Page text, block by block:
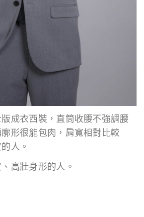
成衣西裝，直筒收腰不強調腰
形很能包肉，肩寬相對比較
人。
高壯身形的人。